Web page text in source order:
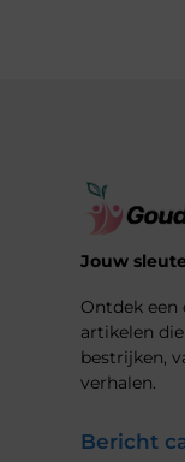
Jouw
Ontdek een
artikelen
bestrijken,
verhalen.
Bericht